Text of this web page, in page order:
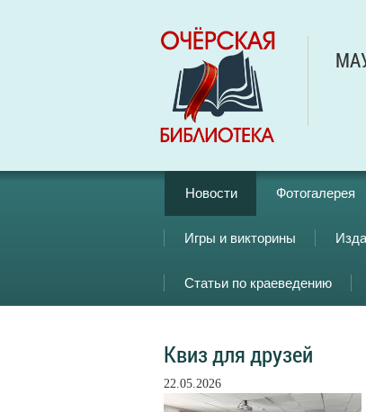
Новости Фотогалерея
Игры и викторины
Статьи по краеведению
Квиз для друзей
22.05.2026